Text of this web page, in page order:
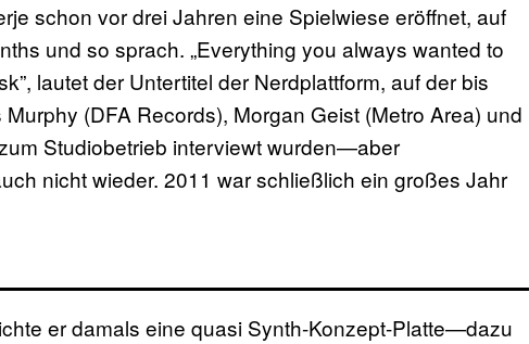
schon vor drei Jahren eine Spielwiese eröffnet, auf
und so sprach. „Everything you always wanted to
lautet der Untertitel der Nerdplattform, auf der bis
(DFA Records), Morgan Geist (Metro Area) und
Studiobetrieb interviewt wurden—aber
nicht wieder. 2011 war schließlich ein großes Jahr
er damals eine quasi Synth-Konzept-Platte—dazu